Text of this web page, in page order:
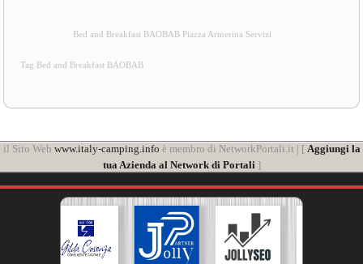
Bed and Breakfast BAOBAB Piazza Armerina Servizi
Tag Bed and Breakfast BAOBAB
il Sito Web www.italy-camping.info è membro di NetworkPortali.it | [ Aggiungi la
tua Azienda al Network di Portali ]